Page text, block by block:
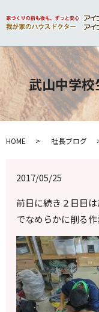
武山中学
HOME 社長ブログ
2017/05/25
前日に続き２日目
でなめらかに削る作